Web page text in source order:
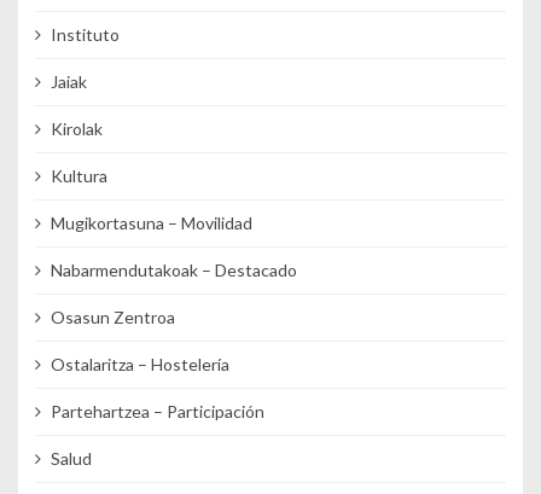
Instituto
Jaiak
Kirolak
Kultura
Mugikortasuna – Movilidad
Nabarmendutakoak – Destacado
Osasun Zentroa
Ostalaritza – Hostelería
Partehartzea – Participación
Salud